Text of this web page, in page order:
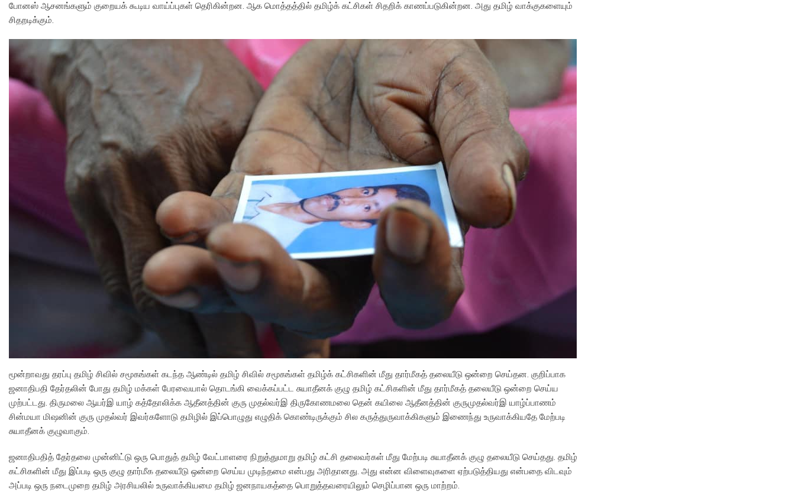
போனஸ் ஆசனங்களும் குறையக் கூடிய வாய்ப்புகள் தெரிகின்றன. ஆக மொத்தத்தில் தமிழ்க் கட்சிகள் சிதறிக் காணப்படுகின்றன. அது தமிழ் வாக்குகளையும்
சிதறடிக்கும்.
மூன்றாவது தரப்பு தமிழ் சிவில் சமூகங்கள் கடந்த ஆண்டில் தமிழ் சிவில் சமூகங்கள் தமிழ்க் கட்சிகளின் மீது தார்மீகத் தலையீடு ஒன்றை செய்தன. குறிப்பாக
ஜனாதிபதி தேர்தலின் போது தமிழ் மக்கள் பேரவையால் தொடங்கி வைக்கப்பட்ட சுயாதீனக் குழு தமிழ் கட்சிகளின் மீது தார்மீகத் தலையீடு ஒன்றை செய்ய
முற்பட்டது. திருமலை ஆயர்இ யாழ் கத்தோலிக்க ஆதீனத்தின் குரு முதல்வர்இ திருகோணமலை தென் கயிலை ஆதீனத்தின் குருமுதல்வர்இ யாழ்ப்பாணம்
சின்மயா மிஷனின் குரு முதல்வர் இவர்களோடு தமிழில் இப்பொழுது எழுதிக் கொண்டிருக்கும் சில கருத்துருவாக்கிகளும் இணைந்து உருவாக்கியதே மேற்படி
சுயாதீனக் குழுவாகும்.
ஜனாதிபதித் தேர்தலை முன்னிட்டு ஒரு பொதுத் தமிழ் வேட்பாளரை நிறுத்துமாறு தமிழ் கட்சி தலைவர்கள் மீது மேற்படி சுயாதீனக் குழு தலையீடு செய்தது. தமிழ்
கட்சிகளின் மீது இப்படி ஒரு குழு தார்மீக தலையீடு ஒன்றை செய்ய முடிந்தமை என்பது அரிதானது. அது என்ன விளைவுகளை ஏற்படுத்தியது என்பதை விடவும்
அப்படி ஒரு நடைமுறை தமிழ் அரசியலில் உருவாக்கியமை தமிழ் ஜனநாயகத்தை பொறுத்தவரையிலும் செழிப்பான ஒரு மாற்றம்.